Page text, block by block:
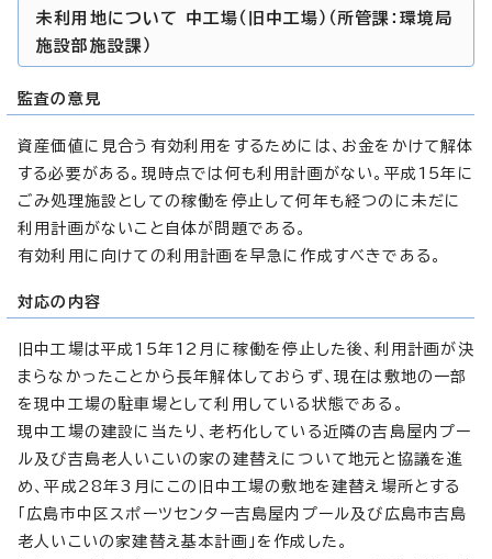
未利用地について 中工場（旧中工場）（所管課：環境局
施設部施設課）
監査の意見
資産価値に見合う有効利用をするためには、お金をかけて解体
する必要がある。現時点では何も利用計画がない。平成15年に
ごみ処理施設としての稼働を停止して何年も経つのに未だに
利用計画がないこと自体が問題である。
有効利用に向けての利用計画を早急に作成すべきである。
対応の内容
旧中工場は平成15年12月に稼働を停止した後、利用計画が決
まらなかったことから長年解体しておらず、現在は敷地の一部
を現中工場の駐車場として利用している状態である。
現中工場の建設に当たり、老朽化している近隣の吉島屋内プー
ル及び吉島老人いこいの家の建替えについて地元と協議を進
め、平成28年3月にこの旧中工場の敷地を建替え場所とする
「広島市中区スポーツセンター吉島屋内プール及び広島市吉島
老人いこいの家建替え基本計画」を作成した。